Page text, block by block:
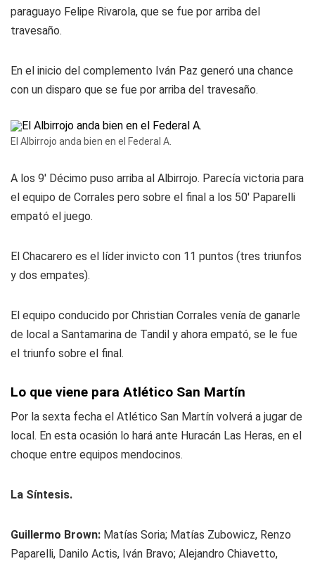
paraguayo Felipe Rivarola, que se fue por arriba del
travesaño.
En el inicio del complemento Iván Paz generó una chance
con un disparo que se fue por arriba del travesaño.
El Albirrojo anda bien en el Federal A.
A los 9' Décimo puso arriba al Albirrojo. Parecía victoria para
el equipo de Corrales pero sobre el final a los 50' Paparelli
empató el juego.
El Chacarero es el líder invicto con 11 puntos (tres triunfos
y dos empates).
El equipo conducido por Christian Corrales venía de ganarle
de local a Santamarina de Tandil y ahora empató, se le fue
el triunfo sobre el final.
Lo que viene para Atlético San Martín
Por la sexta fecha el Atlético San Martín volverá a jugar de
local. En esta ocasión lo hará ante Huracán Las Heras, en el
choque entre equipos mendocinos.
La Síntesis.
Guillermo Brown: Matías Soria; Matías Zubowicz, Renzo
Paparelli, Danilo Actis, Iván Bravo; Alejandro Chiavetto,